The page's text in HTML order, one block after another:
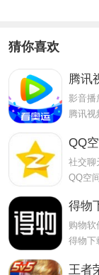
猜你喜欢
腾讯
影音播
QQ
社交聊
得物
购物软
王者